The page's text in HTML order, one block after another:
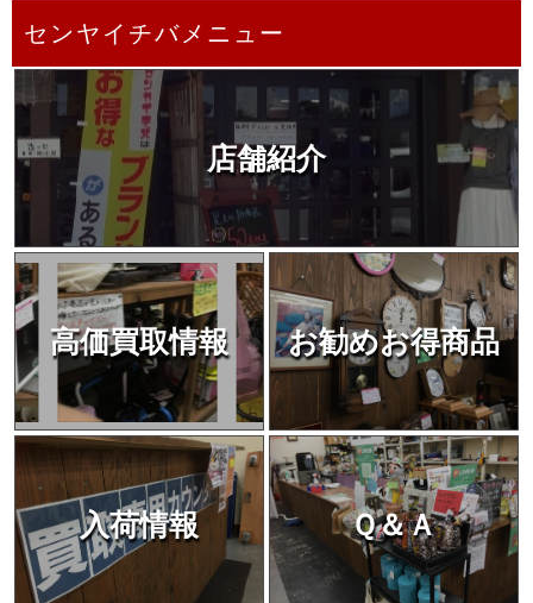
センヤイチバメニュー
店舗紹介
高価買取情報 お勧めお得商品
入荷情報 Ｑ＆Ａ